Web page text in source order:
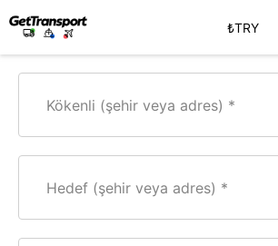
₺TRY
Kökenli (şehir veya adres)
Hedef (şehir veya adres)